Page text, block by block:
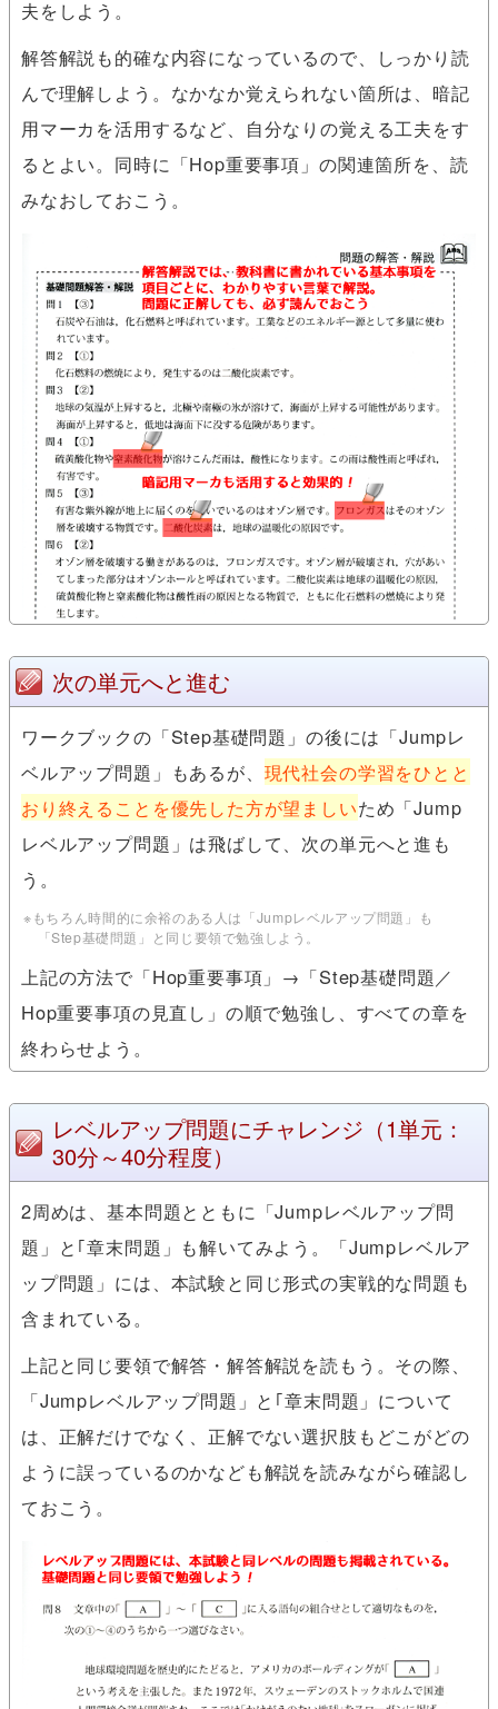
夫をしよう。
解答解説も的確な内容になっているので、しっかり読
んで理解しよう。なかなか覚えられない箇所は、暗記
用マーカを活用するなど、自分なりの覚える工夫をす
るとよい。同時に「Hop重要事項」の関連箇所を、読
みなおしておこう。
次の単元へと進む
ワークブックの「Step基礎問題」の後には「Jumpレ
ベルアップ問題」もあるが、 現代社会の学習をひとと
おり終えることを優先した方が望ましいため「Jump
レベルアップ問題」は飛ばして、次の単元へと進も
う。
※もちろん時間的に余裕のある人は「Jumpレベルアップ問題」も
「Step基礎問題」と同じ要領で勉強しよう。
上記の方法で「Hop重要事項」→「Step基礎問題／
Hop重要事項の見直し」の順で勉強し、すべての章を
終わらせよう。
レベルアップ問題にチャレンジ （1単元：
30分～40分程度）
2周めは、基本問題とともに「Jumpレベルアップ問
題」と｢章末問題」も解いてみよう。「Jumpレベルア
ップ問題」には、本試験と同じ形式の実戦的な問題も
含まれている。
上記と同じ要領で解答・解答解説を読もう。その際、
「Jumpレベルアップ問題」と｢章末問題」について
は、正解だけでなく、正解でない選択肢もどこがどの
ように誤っているのかなども解説を読みながら確認し
ておこう。